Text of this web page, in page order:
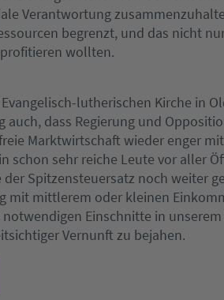
Verantwortung
begrenzt, und das nicht
wollten.
lutherischen Kirche in
auch, dass Regierung und
Marktwirtschaft wieder enger
schon sehr reiche Leute vor aller
Spitzensteuersatz noch weiter
mit mittlerem oder kleinen
Einschnitte in
Vernunft zu bejahen.